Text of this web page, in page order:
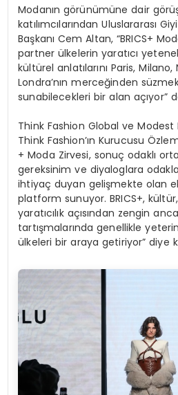
Modanın görünümüne dair
katılımcılarından Uluslararası
Başkanı Cem Altan, “BRICS+
partner ülkelerin yaratıcı
kültürel anlatılarını Paris,
Londra’nın merceğinden
sunabilecekleri bir alan açıyor”
Think Fashion Global ve Modest
Think Fashion’ın Kurucusu
+ Moda Zirvesi, sonuç odaklı
gereksinim ve diyaloglara
ihtiyaç duyan gelişmekte olan
platform sunuyor. BRICS+,
yaratıcılık açısından zengin
tartışmalarında genellikle
ülkeleri bir araya getiriyor” diye